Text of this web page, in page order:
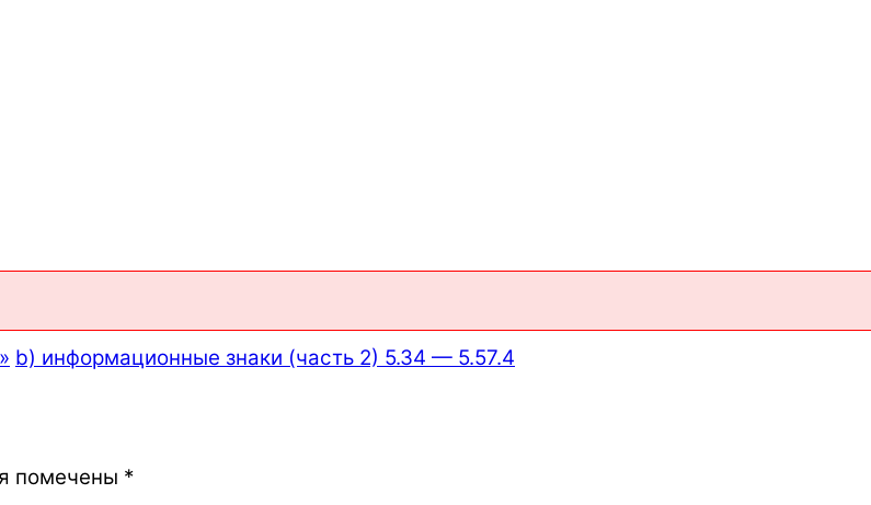
b) информационные знаки (часть 2) 5.34 — 5.57.4
помечены *